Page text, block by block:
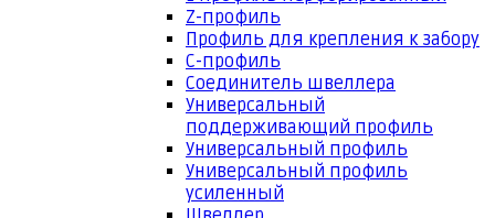
Z-профиль
Профиль для крепления к забору
С-профиль
Соединитель швеллера
Универсальный
поддерживающий профиль
Универсальный профиль
Универсальный профиль
усиленный